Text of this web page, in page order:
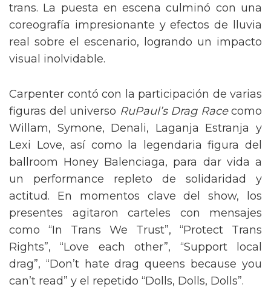
trans. La puesta en escena culminó con una
coreografía impresionante y efectos de lluvia
real sobre el escenario, logrando un impacto
visual inolvidable.
Carpenter contó con la participación de varias
figuras del universo RuPaul’s Drag Racecomo
Willam, Symone, Denali, Laganja Estranja y
Lexi Love, así como la legendaria figura del
ballroom Honey Balenciaga, para dar vida a
un performance repleto de solidaridad y
actitud. En momentos clave del show, los
presentes agitaron carteles con mensajes
como “In Trans We Trust”, “Protect Trans
Rights”, “Love each other”, “Support local
drag”, “Don’t hate drag queens because you
can’t read” y el repetido “Dolls, Dolls, Dolls”.